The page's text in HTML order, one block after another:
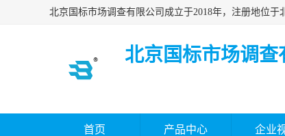
北京国标市场调查
首页 产品中心 企业